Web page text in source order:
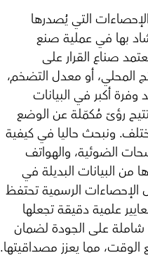
التي يُصدرها
بها في عملية صنع
صناع القرار على
المحلي، أو معدل التضخم،
أكبر في البيانات
تتيح رؤىً مُكمّلة عن الوضع
ونبحث حاليا في كيفية
الضوئية، والهواتف
من البيانات البديلة في
الإحصاءات الرسمية تحتفظ
علمية دقيقة تجعلها
شاملة على الجودة لضمان
الوقت، مما يعزز مصداقيتها.